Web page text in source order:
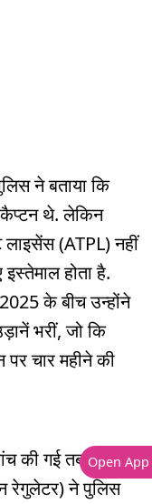
ने बताया कि
कैप्टन थे. लेकिन
लाइसेंस (ATPL) नहीं
होता है.
के बीच उन्होंने
भरीं, जो कि
चार महीने की
की गई तब मामला
रेगुलेटर) ने पुलिस
Open App